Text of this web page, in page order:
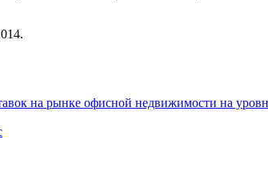
на рынке офисной недвижимости на